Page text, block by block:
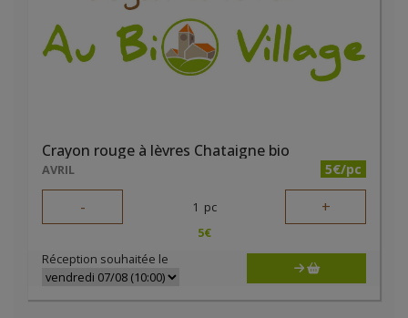
Crayon rouge à lèvres Chataigne bio
AVRIL 5€/pc
- 1 pc +
5€
Réception souhaitée le